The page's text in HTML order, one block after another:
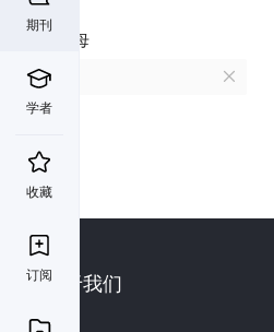
期刊
学者
收藏
订阅
首字母
F
关于我们